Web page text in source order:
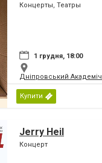
Концерты, Театры
1 грудня, 18:00
Дніпровський
Купити
Jerry Heil
Концерт